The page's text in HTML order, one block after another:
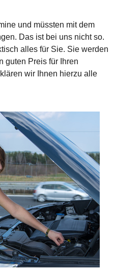
und müssten mit dem
Das ist bei uns nicht so.
alles für Sie. Sie werden
guten Preis für Ihren
wir Ihnen hierzu alle